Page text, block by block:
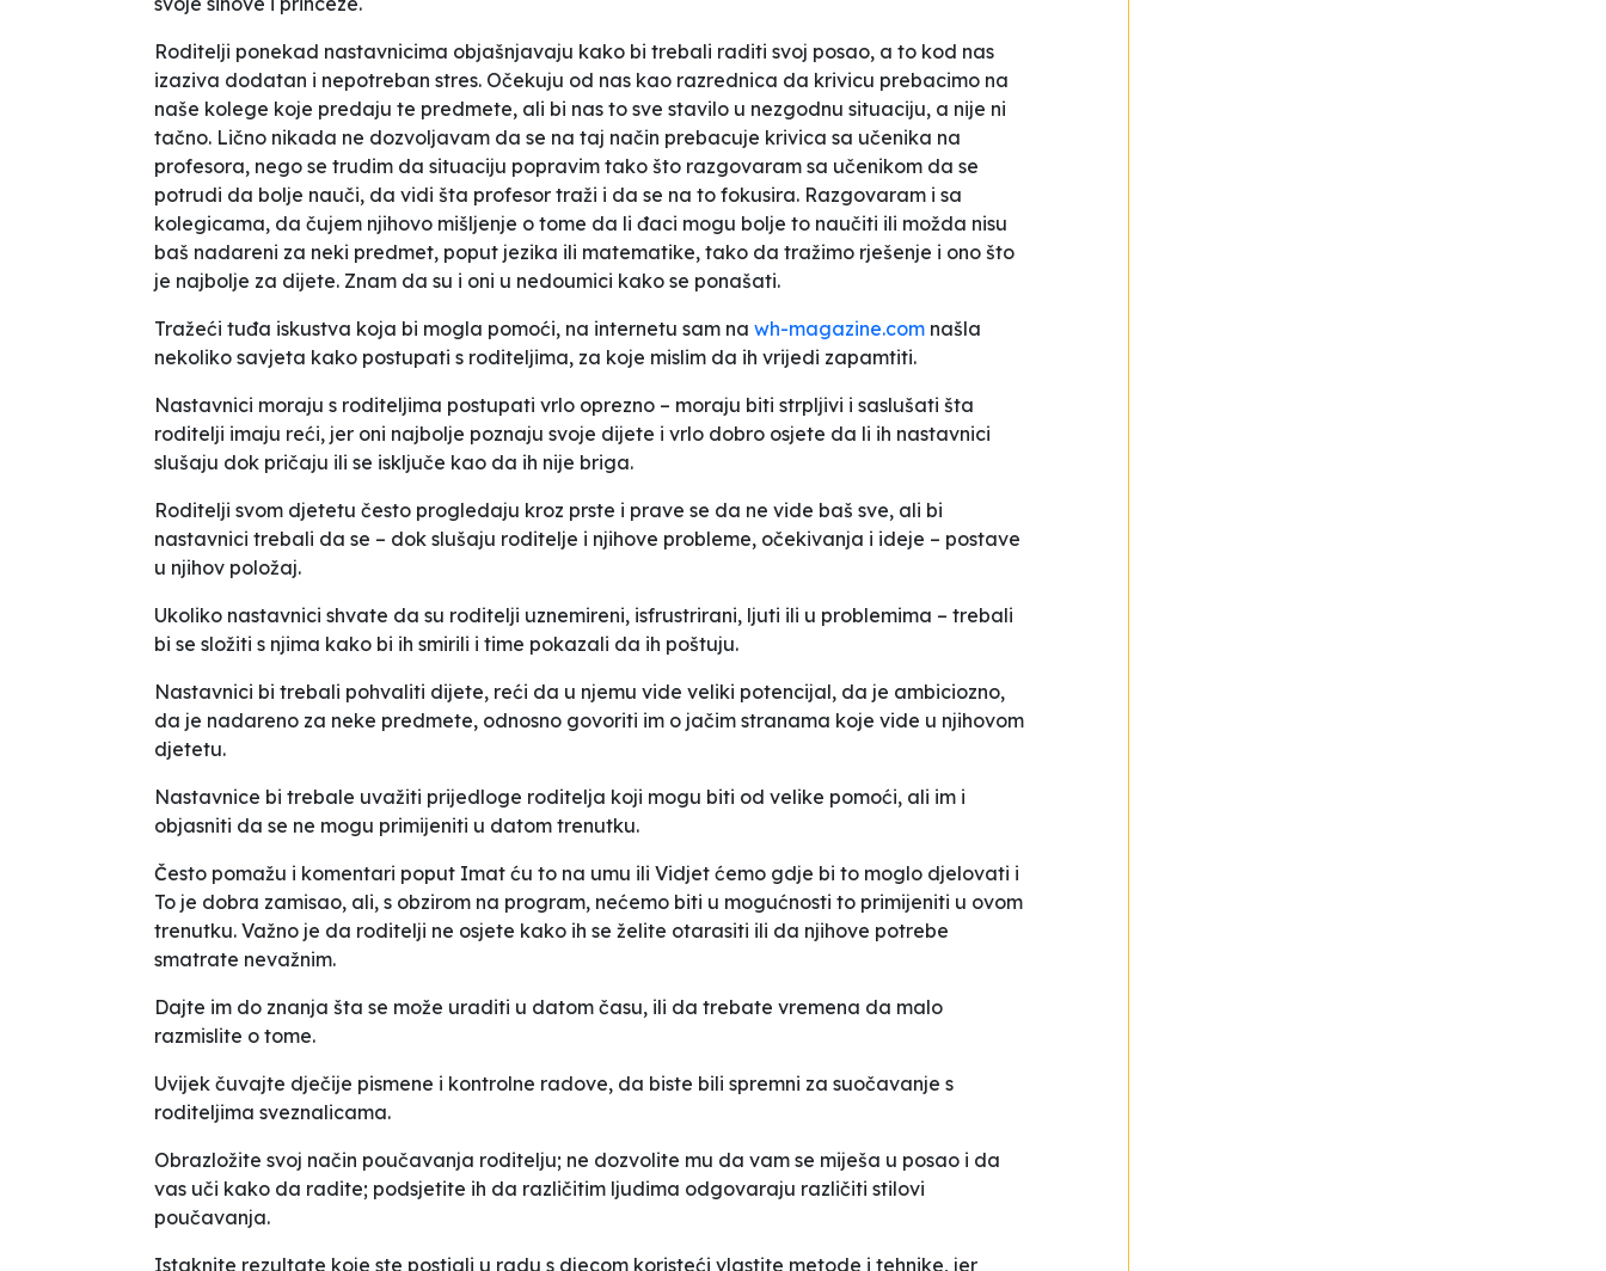
Roditelji ponekad nastavnicima objašnjavaju kako bi trebali raditi svoj posao, a to kod nas
izaziva dodatan i nepotreban stres. Očekuju od nas kao razrednica da krivicu prebacimo na
naše kolege koje predaju te predmete, ali bi nas to sve stavilo u nezgodnu situaciju, a nije ni
tačno. Lično nikada ne dozvoljavam da se na taj način prebacuje krivica sa učenika na
profesora, nego se trudim da situaciju popravim tako što razgovaram sa učenikom da se
potrudi da bolje nauči, da vidi šta profesor traži i da se na to fokusira. Razgovaram i sa
kolegicama, da čujem njihovo mišljenje o tome da li đaci mogu bolje to naučiti ili možda nisu
baš nadareni za neki predmet, poput jezika ili matematike, tako da tražimo rješenje i ono što
je najbolje za dijete. Znam da su i oni u nedoumici kako se ponašati.
Tražeći tuđa iskustva koja bi mogla pomoći, na internetu sam na wh-magazine.com našla
nekoliko savjeta kako postupati s roditeljima, za koje mislim da ih vrijedi zapamtiti.
Nastavnici moraju s roditeljima postupati vrlo oprezno – moraju biti strpljivi i saslušati šta
roditelji imaju reći, jer oni najbolje poznaju svoje dijete i vrlo dobro osjete da li ih nastavnici
slušaju dok pričaju ili se isključe kao da ih nije briga.
Roditelji svom djetetu često progledaju kroz prste i prave se da ne vide baš sve, ali bi
nastavnici trebali da se – dok slušaju roditelje i njihove probleme, očekivanja i ideje – postave
u njihov položaj.
Ukoliko nastavnici shvate da su roditelji uznemireni, isfrustrirani, ljuti ili u problemima – trebali
bi se složiti s njima kako bi ih smirili i time pokazali da ih poštuju.
Nastavnici bi trebali pohvaliti dijete, reći da u njemu vide veliki potencijal, da je ambiciozno,
da je nadareno za neke predmete, odnosno govoriti im o jačim stranama koje vide u njihovom
djetetu.
Nastavnice bi trebale uvažiti prijedloge roditelja koji mogu biti od velike pomoći, ali im i
objasniti da se ne mogu primijeniti u datom trenutku.
Često pomažu i komentari poput Imat ću to na umu ili Vidjet ćemo gdje bi to moglo djelovati i
To je dobra zamisao, ali, s obzirom na program, nećemo biti u mogućnosti to primijeniti u ovom
trenutku. Važno je da roditelji ne osjete kako ih se želite otarasiti ili da njihove potrebe
smatrate nevažnim.
Dajte im do znanja šta se može uraditi u datom času, ili da trebate vremena da malo
razmislite o tome.
Uvijek čuvajte dječije pismene i kontrolne radove, da biste bili spremni za suočavanje s
roditeljima sveznalicama.
Obrazložite svoj način poučavanja roditelju; ne dozvolite mu da vam se miješa u posao i da
vas uči kako da radite; podsjetite ih da različitim ljudima odgovaraju različiti stilovi
poučavanja.
Istaknite rezultate koje ste postigli u radu s djecom koristeći vlastite metode i tehnike, jer